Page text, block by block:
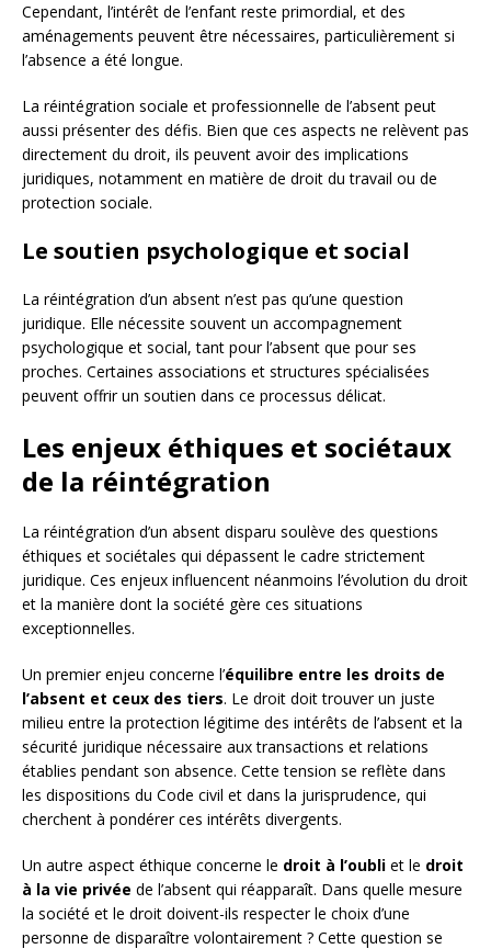
Cependant, l’intérêt de l’enfant reste primordial, et des
aménagements peuvent être nécessaires, particulièrement si
l’absence a été longue.
La réintégration sociale et professionnelle de l’absent peut
aussi présenter des défis. Bien que ces aspects ne relèvent pas
directement du droit, ils peuvent avoir des implications
juridiques, notamment en matière de droit du travail ou de
protection sociale.
Le soutien psychologique et social
La réintégration d’un absent n’est pas qu’une question
juridique. Elle nécessite souvent un accompagnement
psychologique et social, tant pour l’absent que pour ses
proches. Certaines associations et structures spécialisées
peuvent offrir un soutien dans ce processus délicat.
Les enjeux éthiques et sociétaux
de la réintégration
La réintégration d’un absent disparu soulève des questions
éthiques et sociétales qui dépassent le cadre strictement
juridique. Ces enjeux influencent néanmoins l’évolution du droit
et la manière dont la société gère ces situations
exceptionnelles.
Un premier enjeu concerne l’équilibre entre les droits de
l’absent et ceux des tiers. Le droit doit trouver un juste
milieu entre la protection légitime des intérêts de l’absent et la
sécurité juridique nécessaire aux transactions et relations
établies pendant son absence. Cette tension se reflète dans
les dispositions du Code civil et dans la jurisprudence, qui
cherchent à pondérer ces intérêts divergents.
Un autre aspect éthique concerne le droit à l’oubli et le droit
à la vie privée de l’absent qui réapparaît. Dans quelle mesure
la société et le droit doivent-ils respecter le choix d’une
personne de disparaître volontairement ? Cette question se